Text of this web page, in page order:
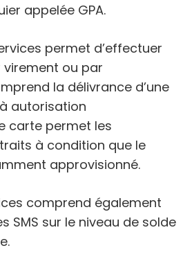
appelée GPA.
permet d’effectuer
ou par
la délivrance d’une
autorisation
carte permet les
à condition que le
approvisionné.
comprend également
SMS sur le niveau de solde